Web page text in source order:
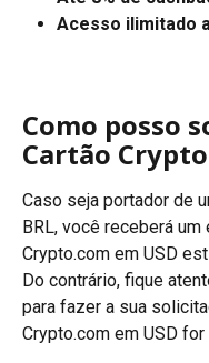
Acesso ilimitado
Como posso
Cartão
Caso seja portador de
BRL, você receberá
Crypto.com em USD
Do contrário, fique
para fazer a sua
Crypto.com em USD for